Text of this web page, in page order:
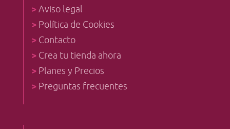
>Aviso legal
> Política de Cookies
> Contacto
> Crea tu tienda ahora
> Planes y Precios
> Preguntas frecuentes